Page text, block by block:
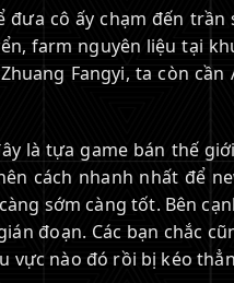
đưa cô ấy chạm đến
farm nguyên liệu tại
Fangyi, ta còn
là tựa game bán thế
cách nhanh nhất để
sớm càng tốt. Bên
đoạn. Các bạn chắc
vực nào đó rồi bị kéo